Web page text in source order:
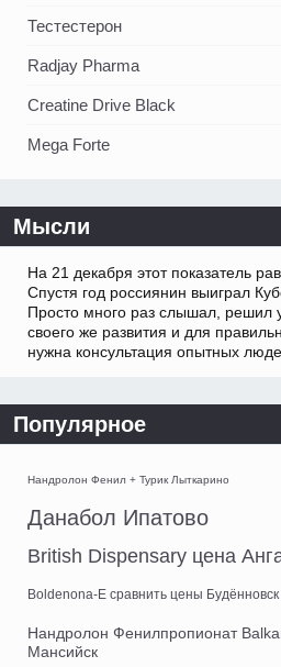
Тестестерон
Radjay Pharma
Creatine Drive Black
Mega Forte
Мысли
На 21 декабря этот показатель
Спустя год россиянин выиграл
Просто много раз слышал, решил
своего же развития и для
нужна консультация опытных
Популярное
Нандролон Фенил + Турик Лыткарино
Данабол Ипатово
British Dispensary цена
Boldenona-E сравнить цены Будённовск
Нандролон Фенилпропионат
Мансийск